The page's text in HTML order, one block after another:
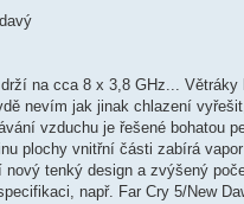
na cca 8 x 3,8 GHz... Větráky
nevím jak jinak chlazení
vzduchu je řešené bohatou
plochy vnitřní části zabírá
nový tenký design a zvýšený
např. Far Cry 5/New